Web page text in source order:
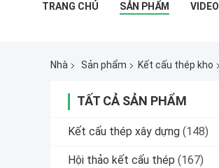
TRANG CHỦ SẢN PHẨM VIDEO
Nhà Sản phẩm Kết cấu thép kho
TẤT CẢ SẢN PHẨM
Kết cấu thép xây dựng (148)
Hội thảo kết cấu thép (167)